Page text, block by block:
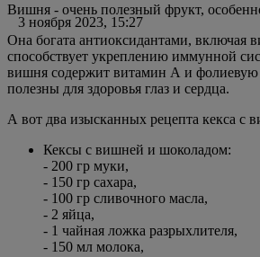
3 ноября 2023, 15:27
Вишня - очень полезный фрукт,
Она богата антиоксидантами, включая
способствует укреплению иммунной
вишня содержит витамин А и фолиевую
полезны для здоровья глаз и сердца.
А вот два изысканных рецепта кекса с
Кексы с вишней и шоколадом:
- 200 гр муки,
- 150 гр сахара,
- 100 гр сливочного масла,
- 2 яйца,
- 1 чайная ложка разрыхлителя,
- 150 мл молока,